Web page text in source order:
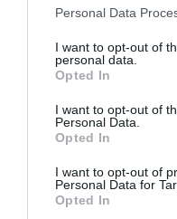
Please note that this
not limited to your visit or
grant or deny consent to
use your data for below
consent section.
Personal Data
I want to opt-out of
personal data.
Opted In
I want to opt-out of
Personal Data.
Opted In
I want to opt-out of
Personal Data for
Opted In